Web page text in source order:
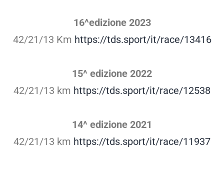
16^edizione 2023
42/21/13 Km https://tds.sport/it/race/13416
15^ edizione 2022
42/21/13 km https://tds.sport/it/race/12538
14^ edizione 2021
42/21/13 km https://tds.sport/it/race/11937